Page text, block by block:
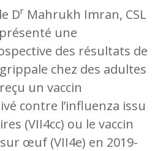
Dr Mahrukh Imran, CSL
une
des résultats de
chez des adultes
un vaccin
contre l’influenza issu
(VII4cc) ou le vaccin
œuf (VII4e) en 2019-